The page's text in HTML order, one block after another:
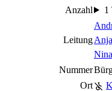
Anzahl
1
Leitung
Nummer
Ort